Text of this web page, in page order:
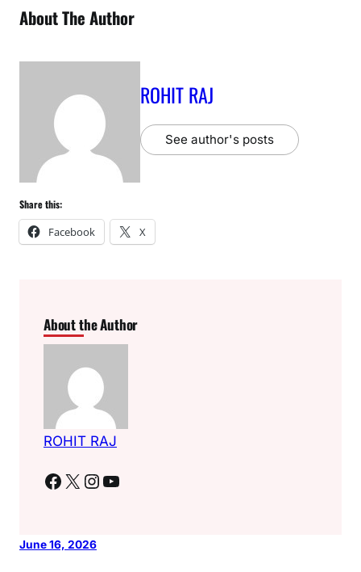
About The Author
ROHIT RAJ
See author's posts
Share this:
Facebook X
About the Author
ROHIT RAJ
Facebook X Instagram YouTube
June 16, 2026